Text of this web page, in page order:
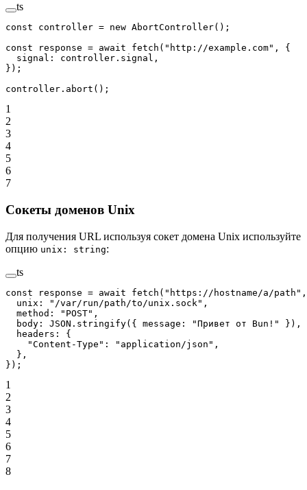
ts
const controller = new AbortController();
const response = await fetch ( "http://example.com" , {
  signal: controller.signal,
});
controller. abort ();
1
2
3
4
5
6
7
Сокеты доменов Unix
Для получения URL используя сокет домена Unix используйте
опцию unix: string:
ts
const response = await fetch ( "https://hostname/a/path"
  unix:
"/var/run/path/to/unix.sock" ,
  method:
"POST" ,
  body:
JSON . stringify({ message: "Привет от Bun!"
}),
  headers: {
    "Content-Type"
: "application/json" ,
  },
});
1
2
3
4
5
6
7
8